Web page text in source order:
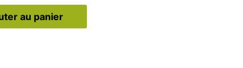
au panier